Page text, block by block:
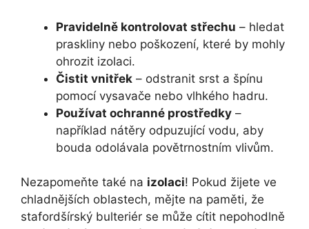
Pravidelně kontrolovat střechu – hledat
praskliny nebo poškození, které by mohly
ohrozit izolaci.
Čistit vnitřek – odstranit srst a špínu
pomocí vysavače nebo vlhkého hadru.
Používat ochranné prostředky –
například nátěry odpuzující vodu, aby
bouda odolávala povětrnostním vlivům.
Nezapomeňte také na izolaci! Pokud žijete ve
chladnějších oblastech, mějte na paměti, že
stafordšírský bulteriér se může cítit nepohodlně